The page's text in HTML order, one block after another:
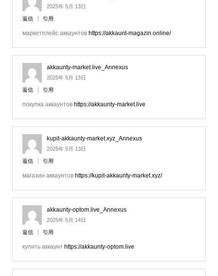
2025年 5月 13日
返信 引用
маркетплейс аккаунтов https://akkaunt-magazin.online/
akkaunty-market.live_Annexus
2025年 5月 13日
返信 引用
покупка аккаунтов https://akkaunty-market.live
kupit-akkaunty-market.xyz_Annexus
2025年 5月 13日
返信 引用
магазин аккаунтов https://kupit-akkaunty-market.xyz/
akkaunty-optom.live_Annexus
2025年 5月 14日
返信 引用
купить аккаунт https://akkaunty-optom.live